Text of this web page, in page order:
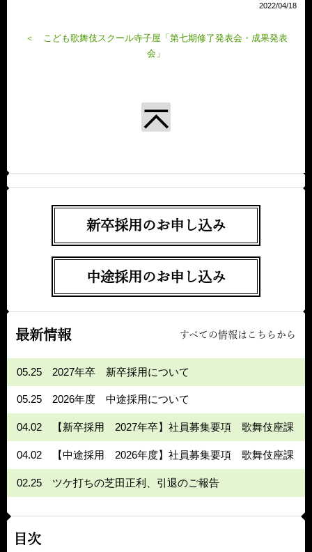
2022/04/18
＜ こども歌舞伎スクール寺子屋「第七期修了発表会・成果発表
会」
新卒採用のお申し込み
中途採用のお申し込み
最新情報 すべての情報はこちらから
05.25 2027年卒 新卒採用について
05.25 2026年度 中途採用について
04.02 【新卒採用 2027年卒】社員募集要項 歌舞伎座課
04.02 【中途採用 2026年度】社員募集要項 歌舞伎座課
02.25 ツケ打ちの芝田正利、引退のご報告
目次